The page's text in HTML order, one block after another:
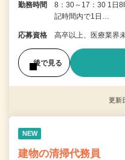
勤務時間
8：30～17：30 1日
記時間内で1日…
応募資格 高卒以上、医療業界
後で見る
更新
NEW
建物の清掃代務員